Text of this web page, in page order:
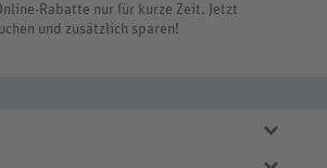
Rabatte nur für kurze Zeit. Jetzt
und zusätzlich sparen!